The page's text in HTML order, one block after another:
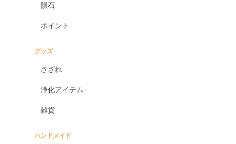
隕石
ポイント
グッズ
さざれ
浄化アイテム
雑貨
ハンドメイド